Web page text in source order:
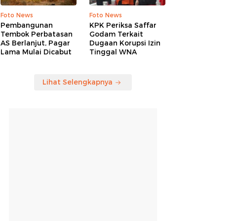
Foto News
Pembangunan
Tembok Perbatasan
AS Berlanjut, Pagar
Lama Mulai Dicabut
Foto News
KPK Periksa Saffar
Godam Terkait
Dugaan Korupsi Izin
Tinggal WNA
Lihat Selengkapnya